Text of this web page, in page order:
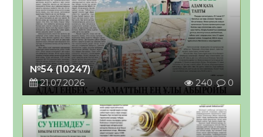
№54 (10247)
21.07.2026
240 0